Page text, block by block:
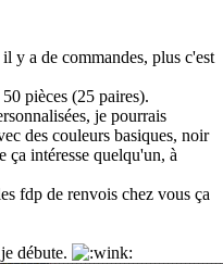
y a de commandes, plus c'est
pièces (25 paires).
je pourrais
des couleurs basiques, noir
ça intéresse quelqu'un, à
fdp de renvois chez vous ça
débute.